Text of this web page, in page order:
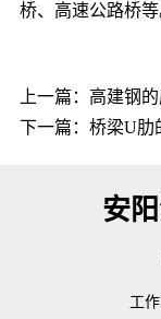
桥、高速公路桥等
上一篇： 高建钢
下一篇： 桥梁U肋
安
工